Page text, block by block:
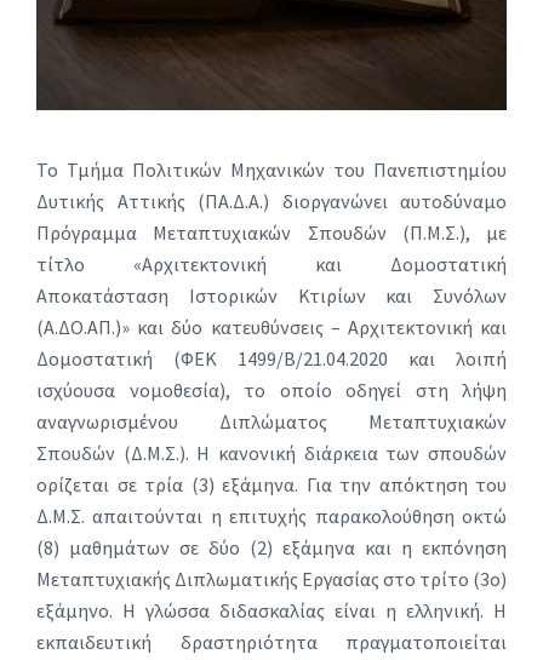
Το Τμήμα Πολιτικών Μηχανικών του Πανεπιστημίου
Δυτικής Αττικής (ΠΑ.Δ.Α.) διοργανώνει αυτοδύναμο
Πρόγραμμα Μεταπτυχιακών Σπουδών (Π.Μ.Σ.), με
τίτλο «Αρχιτεκτονική και Δομοστατική
Αποκατάσταση Ιστορικών Κτιρίων και Συνόλων
(Α.ΔΟ.ΑΠ.)» και δύο κατευθύνσεις – Αρχιτεκτονική και
Δομοστατική (ΦΕΚ 1499/Β/21.04.2020 και λοιπή
ισχύουσα νομοθεσία), το οποίο οδηγεί στη λήψη
αναγνωρισμένου Διπλώματος Μεταπτυχιακών
Σπουδών (Δ.Μ.Σ.). Η κανονική διάρκεια των σπουδών
ορίζεται σε τρία (3) εξάμηνα. Για την απόκτηση του
Δ.Μ.Σ. απαιτούνται η επιτυχής παρακολούθηση οκτώ
(8) μαθημάτων σε δύο (2) εξάμηνα και η εκπόνηση
Μεταπτυχιακής Διπλωματικής Εργασίας στο τρίτο (3ο)
εξάμηνο. Η γλώσσα διδασκαλίας είναι η ελληνική. Η
εκπαιδευτική δραστηριότητα πραγματοποιείται